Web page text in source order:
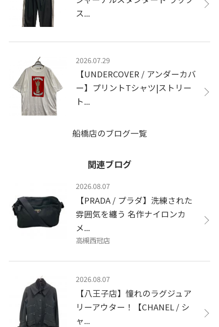
ス...
2026.07.29
【UNDERCOVER / アンダーカバ
ー】プリントTシャツ|ストリー
ト...
船橋店のブログ一覧
関連ブログ
2026.08.07
【PRADA / プラダ】洗練された
雰囲気を纏う 名作ナイロンカ
メ...
高槻西冠店
2026.08.07
【八王子店】憧れのラグジュア
リーアウター！【CHANEL / シ
ャ...